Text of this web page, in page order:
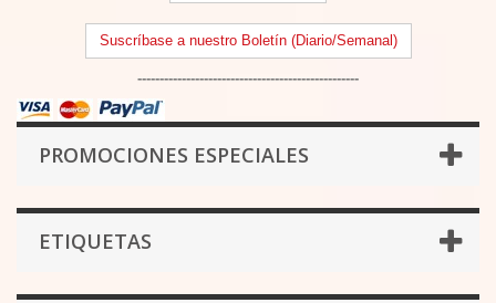
Suscríbase a nuestro Boletín (Diario/Semanal)
--------------------------------------------------
PROMOCIONES ESPECIALES
ETIQUETAS